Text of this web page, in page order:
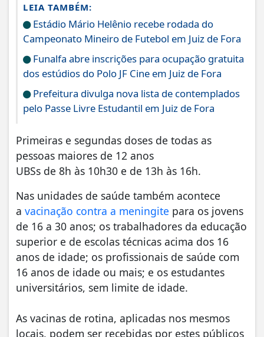
LEIA TAMBÉM:
Estádio Mário Helênio recebe rodada do
Campeonato Mineiro de Futebol em Juiz de Fora
Funalfa abre inscrições para ocupação gratuita
dos estúdios do Polo JF Cine em Juiz de Fora
Prefeitura divulga nova lista de contemplados
pelo Passe Livre Estudantil em Juiz de Fora
Primeiras e segundas doses de todas as
pessoas maiores de 12 anos
UBSs de 8h às 10h30 e de 13h às 16h.
Nas unidades de saúde também acontece
a vacinação contra a meningite para os jovens
de 16 a 30 anos; os trabalhadores da educação
superior e de escolas técnicas acima dos 16
anos de idade; os profissionais de saúde com
16 anos de idade ou mais; e os estudantes
universitários, sem limite de idade.
As vacinas de rotina, aplicadas nos mesmos
locais, podem ser recebidas por estes públicos